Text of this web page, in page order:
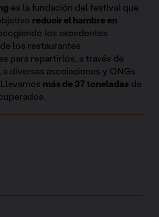
es la fundación del festival que
reducir el hambre en
los excedentes
los restaurantes
para repartirlos, a través de
diversas asociaciones y ONGs
más de 37 toneladas de